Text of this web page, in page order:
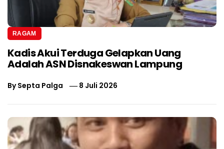
RAGAM
Kadis Akui Terduga Gelapkan Uang
Adalah ASN Disnakeswan Lampung
BySepta Palga 8 Juli 2026